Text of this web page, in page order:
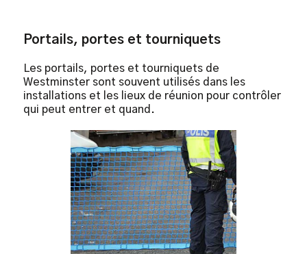
Portails, portes et tourniquets
Les portails, portes et tourniquets de
Westminster sont souvent utilisés dans les
installations et les lieux de réunion pour contrôler
qui peut entrer et quand.